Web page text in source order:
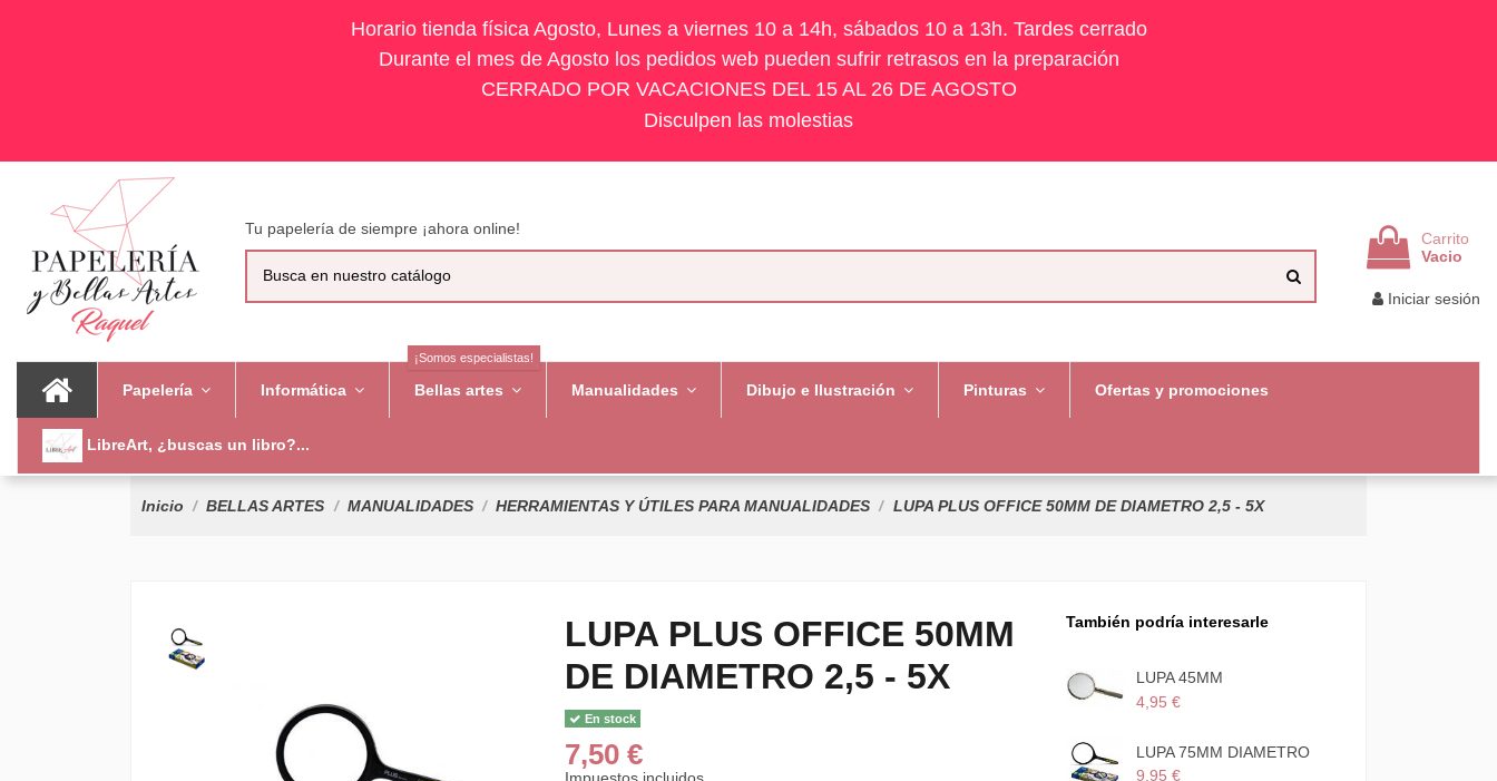
Horario tienda física Agosto, Lunes a viernes 10 a 14h, sábados 10 a 13h. Tardes cerrado
Durante el mes de Agosto los pedidos web pueden sufrir retrasos en la preparación
CERRADO POR VACACIONES DEL 15 AL 26 DE AGOSTO
Disculpen las molestias
Tu papelería de siempre ¡ahora online!
Carrito
Vacio
Iniciar sesión
Papelería Informática Bellas artes
¡Somos especialistas!
Manualidades Dibujo e Ilustración Pinturas Ofertas y promociones
LibreArt, ¿buscas un libro?...
Inicio BELLAS ARTES MANUALIDADES HERRAMIENTAS Y ÚTILES PARA MANUALIDADES LUPA PLUS OFFICE 50MM DE DIAMETRO 2,5 - 5X
LUPA PLUS OFFICE 50MM
DE DIAMETRO 2,5 - 5X
En stock
7,50 €
También podría interesarle
LUPA 45MM
4,95 €
LUPA 75MM DIAMETRO
9,95 €